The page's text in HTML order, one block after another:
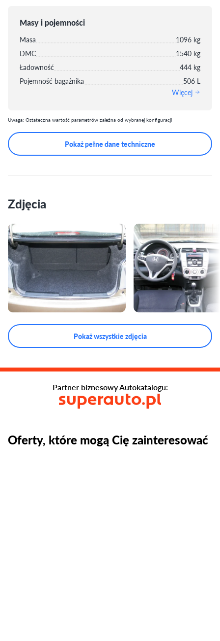
Masy i pojemności
Masa
1096 kg
DMC
1540 kg
Ładowność
444 kg
Pojemność bagażnika
506 L
Więcej
Uwaga: Ostateczna wartość parametrów zależna od wybranej konfiguracji
Pokaż pełne dane techniczne
Zdjęcia
Pokaż wszystkie zdjęcia
Oferty, które mogą Cię zainteresować
Partner biznesowy Autokatalogu: